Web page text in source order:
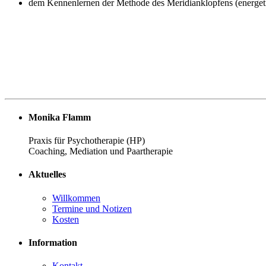
dem Kennenlernen der Methode des Meridianklopfens
Monika Flamm
Praxis für Psychotherapie (HP)
Coaching, Mediation und Paartherapie
Aktuelles
Willkommen
Termine und Notizen
Kosten
Information